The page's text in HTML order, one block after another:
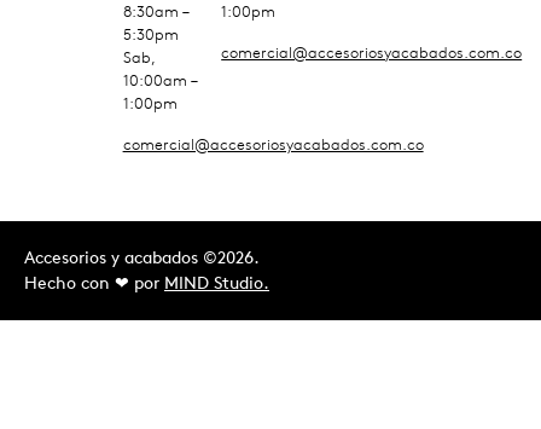
8:30am –
5:30pm
Sab,
10:00am –
1:00pm
comercial@accesoriosyacabados.com.co
1:00pm
comercial@accesoriosyacabados.com.co
Accesorios y acabados ©2026.
Hecho con ❤︎ por MIND Studio.